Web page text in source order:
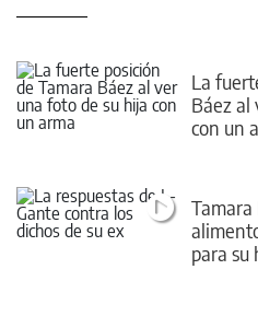
La
Báez al
con un
Tamara
para su